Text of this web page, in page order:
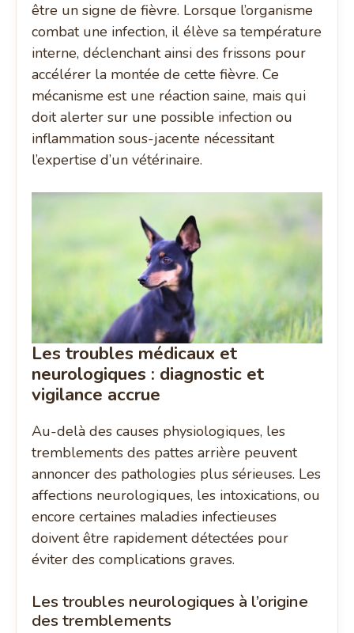
être un signe de fièvre. Lorsque l’organisme
combat une infection, il élève sa température
interne, déclenchant ainsi des frissons pour
accélérer la montée de cette fièvre. Ce
mécanisme est une réaction saine, mais qui
doit alerter sur une possible infection ou
inflammation sous-jacente nécessitant
l’expertise d’un vétérinaire.
Les troubles médicaux et
neurologiques : diagnostic et
vigilance accrue
Au-delà des causes physiologiques, les
tremblements des pattes arrière peuvent
annoncer des pathologies plus sérieuses. Les
affections neurologiques, les intoxications, ou
encore certaines maladies infectieuses
doivent être rapidement détectées pour
éviter des complications graves.
Les troubles neurologiques à l’origine
des tremblements